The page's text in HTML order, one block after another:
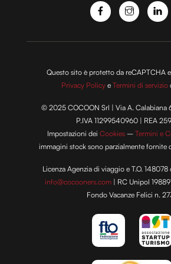
con altre informazioni che hai fornito
raccolto dal tuo utilizzo dei loro servizi.
Questo sito è protetto da reCAPTCHA
Privacy Policy eTermini di servizio
© 2025 COCOON Srl | Via A. Calabiana
P.IVA 11299540960 | REA
Impostazioni deiCookies –Termini e
immagini stock sono parzialmente fornite
Licenza Agenzia di viaggio e T.O.
info@cocooners.com | RC Unipol
Fondo Vacanze Felici n.